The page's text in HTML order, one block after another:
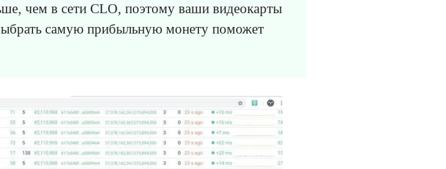
чем в сети CLO, поэтому ваши видеокарты
самую прибыльную монету поможет